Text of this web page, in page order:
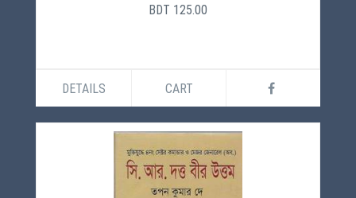
BDT 125.00
DETAILS CART